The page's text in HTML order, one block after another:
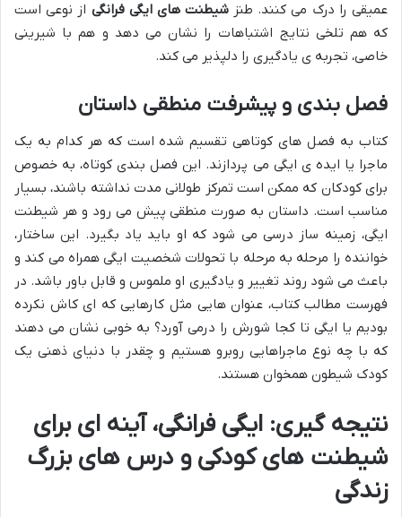
عمیقی را درک می کنند. طنز شیطنت های ایگی فرانگی از نوعی است
که هم تلخی نتایج اشتباهات را نشان می دهد و هم با شیرینی
خاصی، تجربه ی یادگیری را دلپذیر می کند.
فصل بندی و پیشرفت منطقی داستان
کتاب به فصل های کوتاهی تقسیم شده است که هر کدام به یک
ماجرا یا ایده ی ایگی می پردازند. این فصل بندی کوتاه، به خصوص
برای کودکان که ممکن است تمرکز طولانی مدت نداشته باشند، بسیار
مناسب است. داستان به صورت منطقی پیش می رود و هر شیطنت
ایگی، زمینه ساز درسی می شود که او باید یاد بگیرد. این ساختار،
خواننده را مرحله به مرحله با تحولات شخصیت ایگی همراه می کند و
باعث می شود روند تغییر و یادگیری او ملموس و قابل باور باشد. در
فهرست مطالب کتاب، عنوان هایی مثل کارهایی که ای کاش نکرده
بودیم یا ایگی تا کجا شورش را درمی آورد؟ به خوبی نشان می دهند
که با چه نوع ماجراهایی روبرو هستیم و چقدر با دنیای ذهنی یک
کودک شیطون همخوان هستند.
نتیجه گیری: ایگی فرانگی، آینه ای برای
شیطنت های کودکی و درس های بزرگ
زندگی